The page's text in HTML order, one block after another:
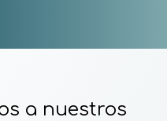
a nuestros